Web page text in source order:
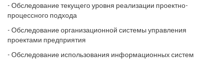
- Обследование текущего уровня реализации проектно-
процессного подхода
- Обследование организационной системы управления
проектами предприятия
- Обследование использования информационных систем